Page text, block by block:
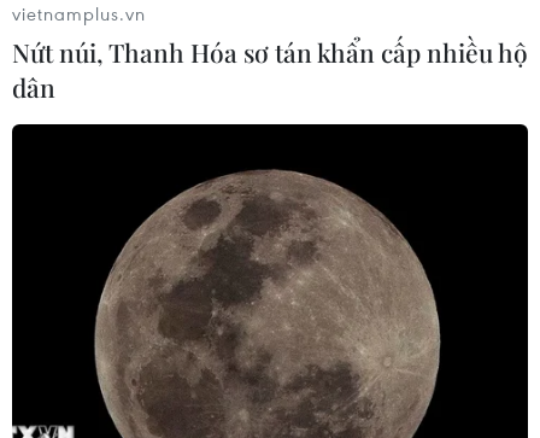
vietnamplus.vn
Nứt núi, Thanh Hóa sơ tán khẩn cấp nhiều hộ
dân